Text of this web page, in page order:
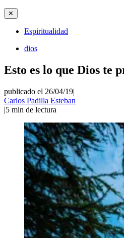
✕
Espiritualidad
dios
Esto es lo que Dios te
publicado el 26/04/19|
Carlos Padilla Esteban
|5 min de lectura